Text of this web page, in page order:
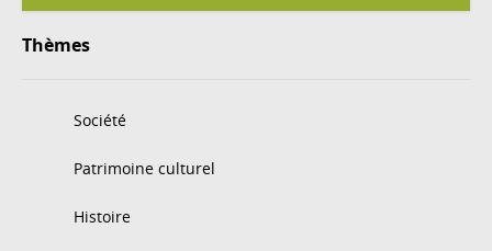
Thèmes
Société
Patrimoine culturel
Histoire